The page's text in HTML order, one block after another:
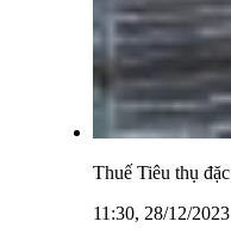
Thuế Tiêu thụ
11:30, 28/12/2023